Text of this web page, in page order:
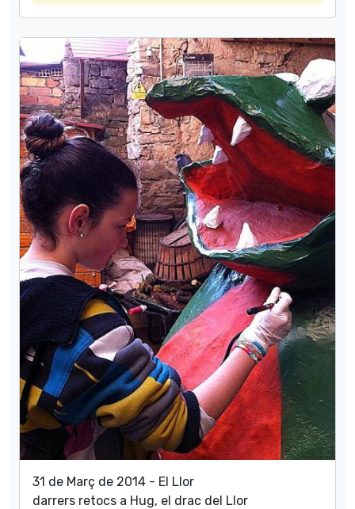
31 de Març de 2014 - El Llor
darrers retocs a Hug, el drac del Llor